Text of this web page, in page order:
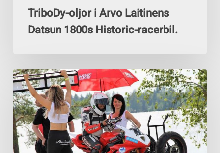
TriboDy-oljor i Arvo Laitinens
Datsun 1800s Historic-racerbil.
Paukku
Racing
kör
med
TriboDy-
oljor!